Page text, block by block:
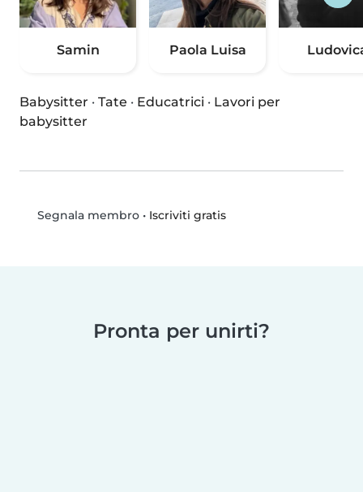
Samin Paola Luisa
Babysitter · Tate · Educatrici · Lavori per
babysitter
Segnala membro• Iscriviti gratis
Pronta per unirti?